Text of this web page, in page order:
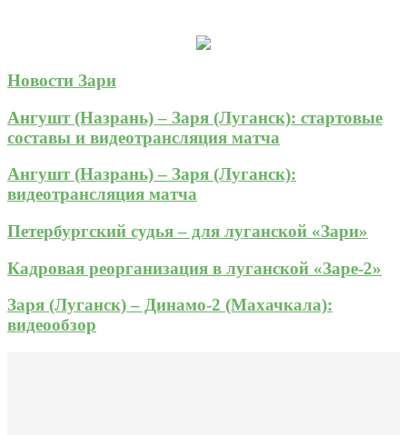
Новости Зари
Ангушт (Назрань) – Заря (Луганск): стартовые
составы и видеотрансляция матча
Ангушт (Назрань) – Заря (Луганск):
видеотрансляция матча
Петербургский судья – для луганской «Зари»
Кадровая реорганизация в луганской «Заре-2»
Заря (Луганск) – Динамо-2 (Махачкала):
видеообзор